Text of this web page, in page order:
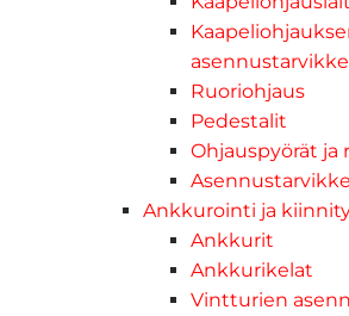
Ruoriohjaus
Pedestalit
Ohjauspyörät ja
Ankkurointi ja
Ankkurit
Ankkurikelat
Vintturien